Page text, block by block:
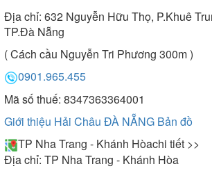
Địa chỉ: 632 Nguyễn Hữu Thọ, P.Khuê
TP.Đà Nẵng
( Cách cầu Nguyễn Tri Phương 300m )
0901.965.455
Mã số thuế: 8347363364001
Giới thiệu Hải Châu ĐÀ NẴNG Bản đồ
TP Nha Trang - Khánh Hòachi tiết >>
Địa chỉ: TP Nha Trang - Khánh Hòa